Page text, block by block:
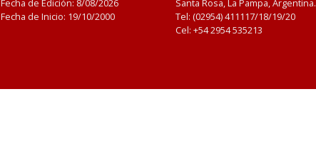
Fecha de Edición: 8/08/2026
Fecha de Inicio: 19/10/2000
Santa Rosa, La Pampa, Argentina.
Tel: (02954) 411117/18/19/20
Cel: +54 2954 535213